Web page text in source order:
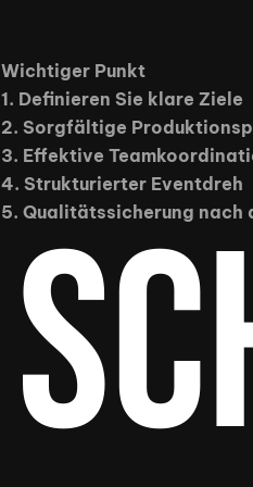
Wichtiger Punkt
1. Definieren Sie klare Ziele
2. Sorgfältige
3. Effektive
4. Strukturierter Eventdreh
5. Qualitätssicherung nach